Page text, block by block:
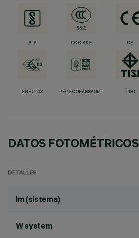
BIS CCC S&E CE
ENEC-03 PEP ECOPASSPORT TISI
DATOS FOTOMÉTRICOS
DETALLES
lm (sistema)
W system